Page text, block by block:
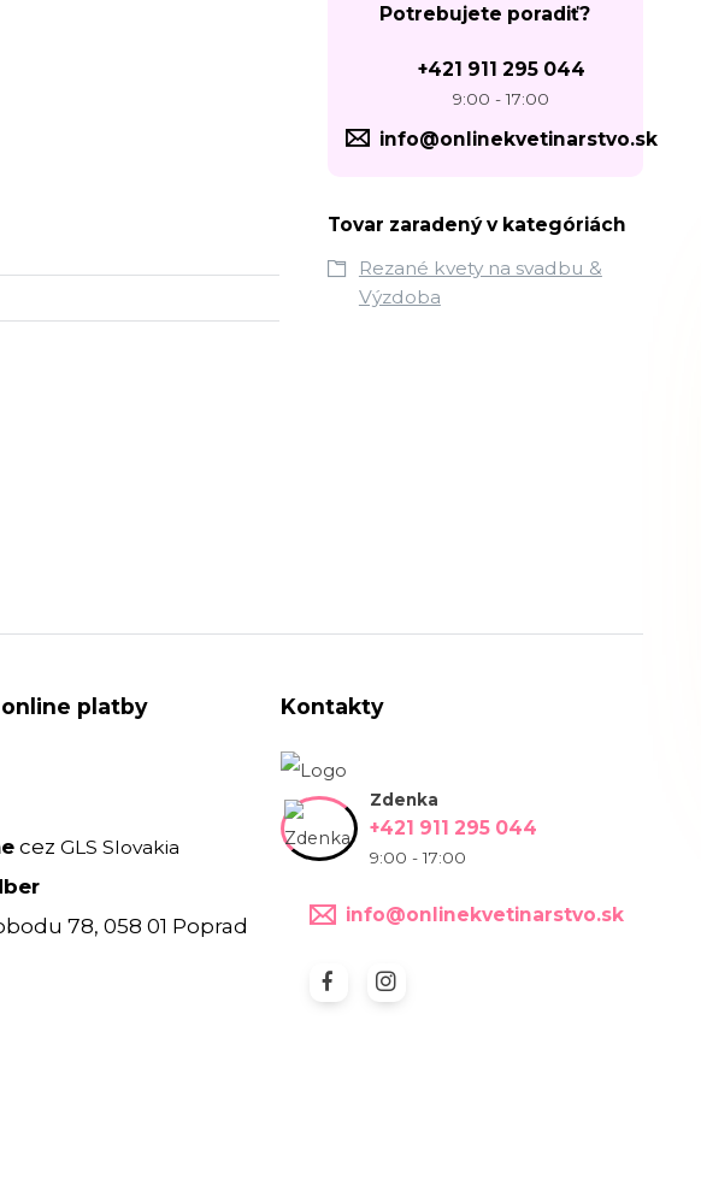
Potrebujete poradiť?
+421 911 295 044
9:00 - 17:00
info@onlinekvetinarstvo.sk
Tovar zaradený v kategóriách
Rezané kvety na svadbu &
Výzdoba
platby
cezGLS Slovakia
78, 058 01 Poprad
Kontakty
Zdenka
+421 911 295 044
9:00 - 17:00
info@onlinekvetinarstvo.sk